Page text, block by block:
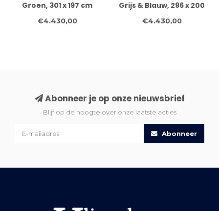
Groen, 301 x 197 cm
€4.430,00
Grijs & Blauw, 296 x 200
cm
€4.430,00
Abonneer je op onze nieuwsbrief
Blijf op de hoogte over onze laatste acties
Abonneer